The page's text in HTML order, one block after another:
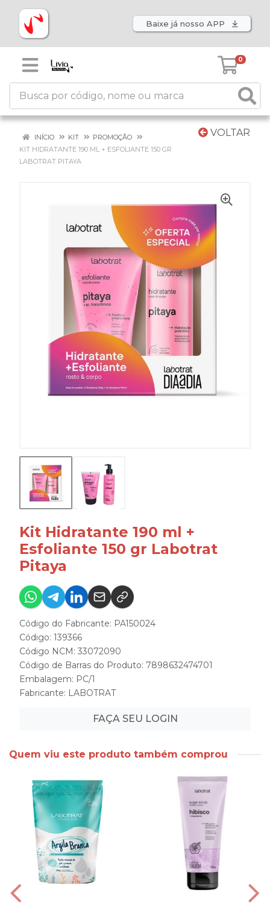
Baixe já nosso APP
0
VOLTAR
INÍCIO KIT
PROMOÇÃO
KIT HIDRATANTE 190 ML + ESFOLIANTE 150 GR
LABOTRAT PITAYA
Kit Hidratante 190 ml +
Esfoliante 150 gr Labotrat
Pitaya
Código do Fabricante: PA150024
Código: 139366
Código NCM: 33072090
Código de Barras do Produto: 7898632474701
Embalagem: PC/1
Fabricante: LABOTRAT
FAÇA SEU LOGIN
Quem viu este produto também comprou